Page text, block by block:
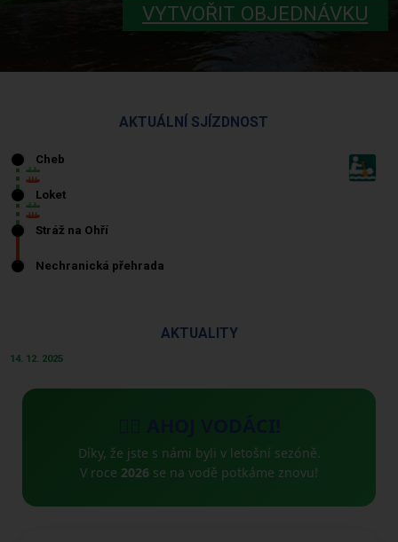
VYTVOŘIT OBJEDNÁVKU
AKTUÁLNÍ SJÍZDNOST
AKTUALITY
14. 12. 2025
Díky, že jste s námi byli v letošní sezóně.
V roce 2026 se na vodě potkáme znovu!